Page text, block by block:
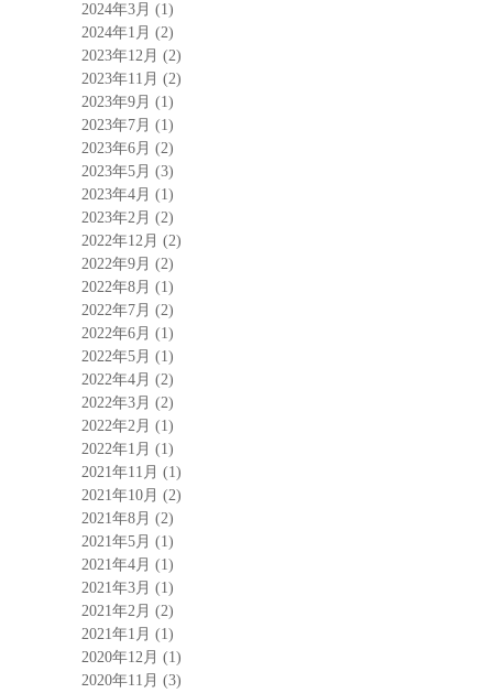
2024年3月 (1)
2024年1月 (2)
2023年12月 (2)
2023年11月 (2)
2023年9月 (1)
2023年7月 (1)
2023年6月 (2)
2023年5月 (3)
2023年4月 (1)
2023年2月 (2)
2022年12月 (2)
2022年9月 (2)
2022年8月 (1)
2022年7月 (2)
2022年6月 (1)
2022年5月 (1)
2022年4月 (2)
2022年3月 (2)
2022年2月 (1)
2022年1月 (1)
2021年11月 (1)
2021年10月 (2)
2021年8月 (2)
2021年5月 (1)
2021年4月 (1)
2021年3月 (1)
2021年2月 (2)
2021年1月 (1)
2020年12月 (1)
2020年11月 (3)